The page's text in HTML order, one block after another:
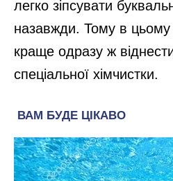
легко зіпсувати
назавжди. Тому в цьому
краще одразу ж
спеціальної хімчистки.